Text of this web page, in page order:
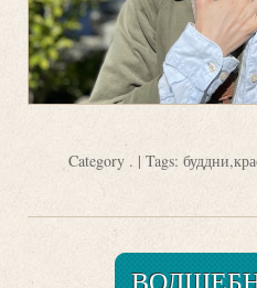
Category . | Tags: буддни,